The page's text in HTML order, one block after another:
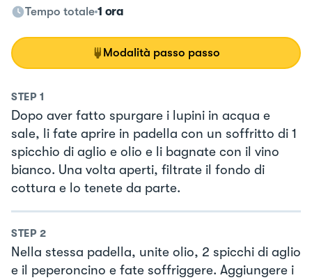
Tempo totale 1 ora
Modalità passo passo
STEP 1
Dopo aver fatto spurgare i lupini in acqua e
sale, li fate aprire in padella con un soffritto di 1
spicchio di aglio e olio e li bagnate con il vino
bianco. Una volta aperti, filtrate il fondo di
cottura e lo tenete da parte.
STEP 2
Nella stessa padella, unite olio, 2 spicchi di aglio
e il peperoncino e fate soffriggere. Aggiungere i